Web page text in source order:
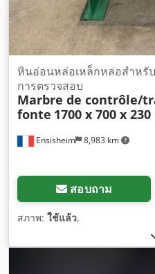
Ensisheim 8,983 km
หินอ่อนหล่อเหล็กหล่อสำหรั
การตรวจสอบ
Marbre de contrôle/
fonte 1700 x 700 x
สอบถาม
สภาพ: ใช้แล้ว,